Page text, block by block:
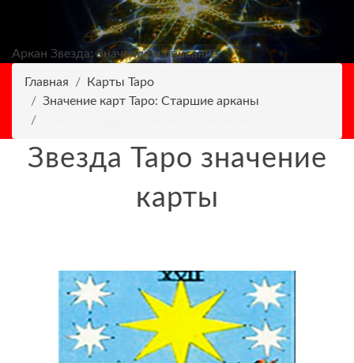
Аркан Звезда: Значение и описание
Главная
Карты Таро
Значение карт Таро: Старшие арканы
Звезда Таро значение
карты